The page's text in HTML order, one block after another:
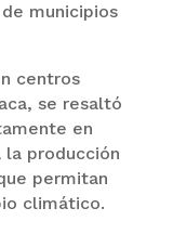
municipios
centros
se resaltó
en
la producción
permitan
climático.